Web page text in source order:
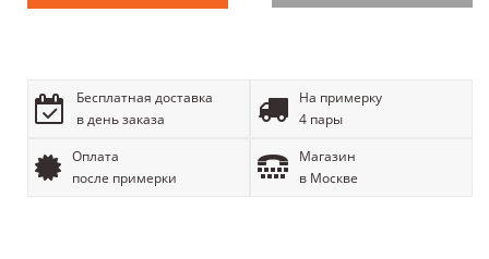
Бесплатная доставка
в день заказа
На примерку
4 пары
Оплата
после примерки
Магазин
в Москве